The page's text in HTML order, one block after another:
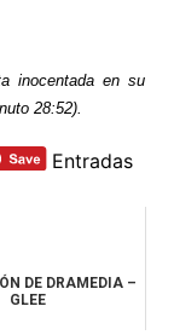
inocentada en su
28:52).
Entradas
DE DRAMEDIA –
GLEE